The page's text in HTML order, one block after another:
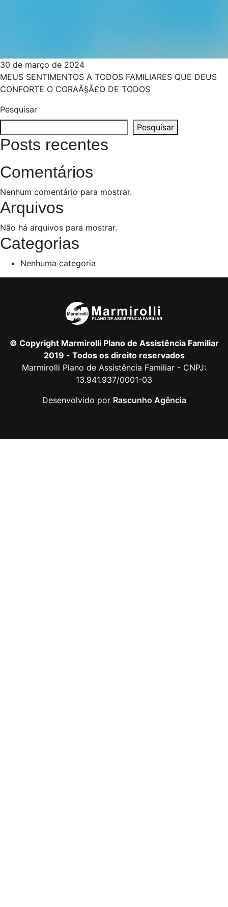
30 de março de 2024
MEUS SENTIMENTOS A TODOS FAMILIARES QUE DEUS
CONFORTE O CORAÃ§Ã£O DE TODOS
Pesquisar
Pesquisar
Posts recentes
Comentários
Nenhum comentário para mostrar.
Arquivos
Não há arquivos para mostrar.
Categorias
Nenhuma categoria
© Copyright Marmirolli Plano de Assistência Familiar
2019 - Todos os direito reservados
Marmirolli Plano de Assistência Familiar - CNPJ:
13.941.937/0001-03
Desenvolvido por Rascunho Agência